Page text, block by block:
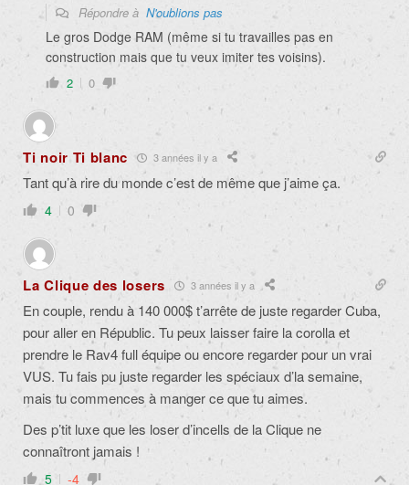
Répondre à N'oublions pas
Le gros Dodge RAM (même si tu travailles pas en
construction mais que tu veux imiter tes voisins).
2 0
Ti noir Ti blanc 3 années il y a
Tant qu’à rire du monde c’est de même que j’aime ça.
4 0
La Clique des losers 3 années il y a
En couple, rendu à 140 000$ t’arrête de juste regarder Cuba,
pour aller en Républic. Tu peux laisser faire la corolla et
prendre le Rav4 full équipe ou encore regarder pour un vrai
VUS. Tu fais pu juste regarder les spéciaux d’la semaine,
mais tu commences à manger ce que tu aimes.
Des p’tit luxe que les loser d’incells de la Clique ne
connaîtront jamais !
5 -4